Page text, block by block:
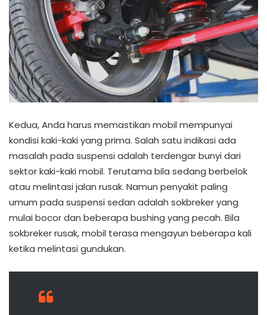
Kedua, Anda harus memastikan mobil mempunyai
kondisi kaki-kaki yang prima. Salah satu indikasi ada
masalah pada suspensi adalah terdengar bunyi dari
sektor kaki-kaki mobil. Terutama bila sedang berbelok
atau melintasi jalan rusak. Namun penyakit paling
umum pada suspensi sedan adalah sokbreker yang
mulai bocor dan beberapa bushing yang pecah. Bila
sokbreker rusak, mobil terasa mengayun beberapa kali
ketika melintasi gundukan.